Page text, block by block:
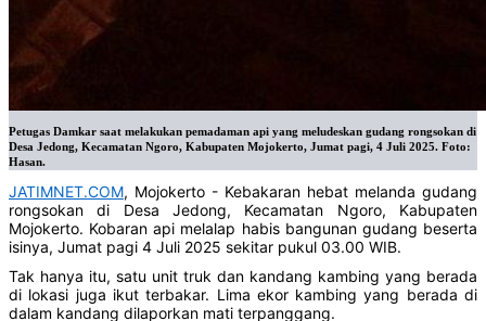
Petugas Damkar saat melakukan pemadaman api yang meludeskan gudang rongsokan di
Desa Jedong, Kecamatan Ngoro, Kabupaten Mojokerto, Jumat pagi, 4 Juli 2025. Foto:
Hasan.
JATIMNET.COM, Mojokerto - Kebakaran hebat melanda gudang
rongsokan di Desa Jedong, Kecamatan Ngoro, Kabupaten
Mojokerto. Kobaran api melalap habis bangunan gudang beserta
isinya, Jumat pagi 4 Juli 2025 sekitar pukul 03.00 WIB.
Tak hanya itu, satu unit truk dan kandang kambing yang berada
di lokasi juga ikut terbakar. Lima ekor kambing yang berada di
dalam kandang dilaporkan mati terpanggang.